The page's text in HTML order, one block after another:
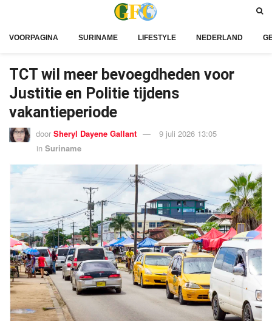
VOORPAGINA SURINAME LIFESTYLE NEDERLAND
TCT wil meer bevoegdheden voor
Justitie en Politie tijdens
vakantieperiode
door Sheryl Dayene Gallant
9 juli 2026 13:05
in Suriname